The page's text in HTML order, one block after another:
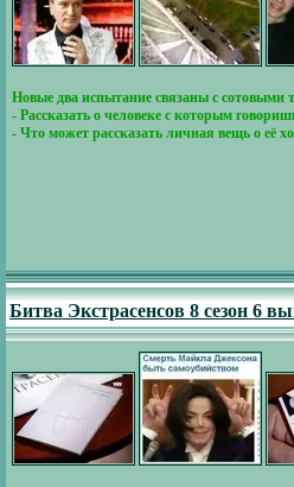
Новые два испытание связаны с сотовыми
- Рассказать о человеке с которым
- Что может рассказать личная вещь о её
Битва Экстрасенсов 8 сезон 6